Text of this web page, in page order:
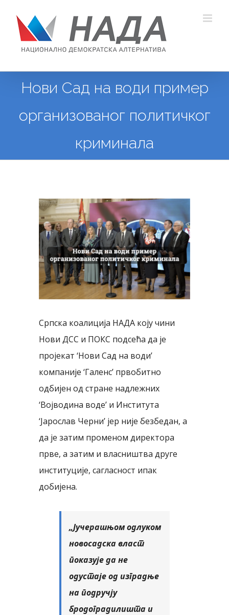
content
Нови Сад на води пример
организованог политичког
криминала
View
Larger
Image
Српска коалиција НАДА коју чини
Нови ДСС и ПОКС подсећа да је
пројекат ‘Нови Сад на води’
компаније ‘Галенс’ првобитно
одбијен од стране надлежних
‘Војводина воде’ и Института
‘Јарослав Черни’ јер није безбедан, а
да је затим променом директора
прве, а затим и власништва друге
институције, сагласност ипак
добијена.
„Јучерашњом одлуком
новосадска власт
показује да не
одустаје од изградње
на подручју
бродоградилишта и